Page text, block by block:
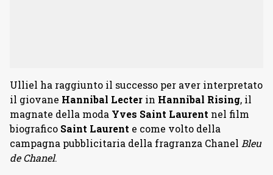
Ulliel ha raggiunto il successo per aver interpretato
il giovane Hannibal Lecter in Hannibal Rising, il
magnate della moda Yves Saint Laurent nel film
biografico Saint Laurent e come volto della
campagna pubblicitaria della fragranza Chanel Bleu
de Chanel.